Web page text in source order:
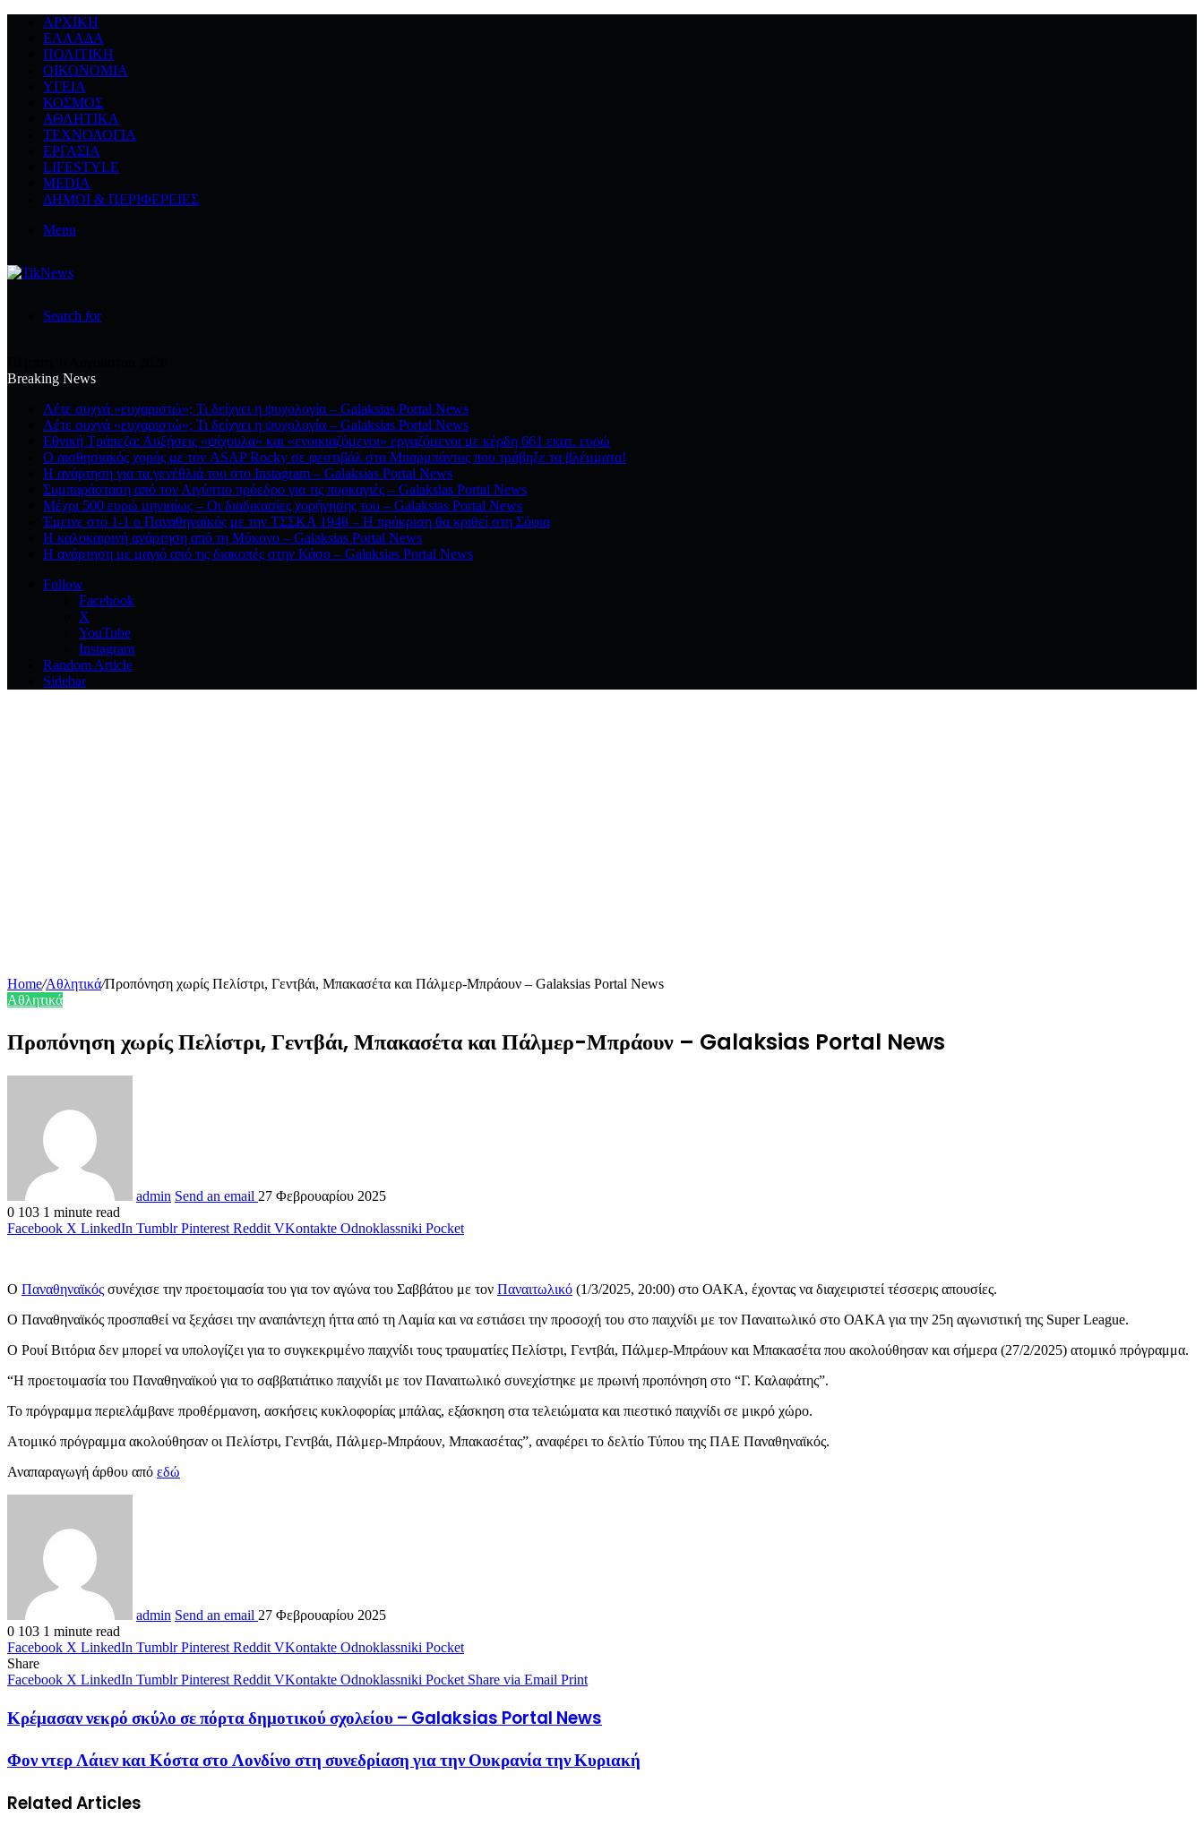
ΑΡΧΙΚΉ
ΕΛΛΆΔΑ
ΠΟΛΙΤΙΚΉ
ΟΙΚΟΝΟΜΊΑ
ΥΓΕΊΑ
ΚΌΣΜΟΣ
ΑΘΛΗΤΙΚΆ
ΤΕΧΝΟΛΟΓΙΆ
ΕΡΓΑΣΊΑ
LIFESTYLE
MEDIA
ΔΉΜΟΙ & ΠΕΡΙΦΈΡΕΙΕΣ
Menu
Search for
Breaking News
Λέτε συχνά «ευχαριστώ»; Τι δείχνει η ψυχολογία – Galaksias Portal News
Λέτε συχνά «ευχαριστώ»; Τι δείχνει η ψυχολογία – Galaksias Portal News
Εθνική Τράπεζα: Αυξήσεις «ψίχουλα» και «ενοικιαζόμενοι» εργαζόμενοι με κέρδη 661 εκατ. ευρώ
Ο αισθησιακός χορός με τον ASAP Rocky σε φεστιβάλ στα Μπαρμπάντος που τράβηξε τα βλέμματα!
Η ανάρτηση για τα γενέθλιά του στο Instagram – Galaksias Portal News
Συμπαράσταση από τον Αιγύπτιο πρόεδρο για τις πυρκαγιές – Galaksias Portal News
Μέχρι 500 ευρώ μηνιαίως – Οι διαδικασίες χορήγησης του – Galaksias Portal News
Έμεινε στο 1-1 ο Παναθηναϊκός με την ΤΣΣΚΑ 1948 – Η πρόκριση θα κριθεί στη Σόφια
Η καλοκαιρινή ανάρτηση από τη Μύκονο – Galaksias Portal News
Η ανάρτηση με μαγιό από τις διακοπές στην Κάσο – Galaksias Portal News
Follow
Facebook
X
YouTube
Instagram
Random Article
Sidebar
Home/Αθλητικά/Προπόνηση χωρίς Πελίστρι, Γεντβάι, Μπακασέτα και Πάλμερ-Μπράουν – Galaksias Portal News
Αθλητικά
Προπόνηση χωρίς Πελίστρι, Γεντβάι, Μπακασέτα και Πάλμερ-Μπράουν – Galaksias Portal News
admin Send an email 27 Φεβρουαρίου 2025
0 103 1 minute read
Facebook X LinkedIn Tumblr Pinterest Reddit VKontakte Odnoklassniki Pocket
Ο Παναθηναϊκός συνέχισε την προετοιμασία του για τον αγώνα του Σαββάτου με τον Παναιτωλικό (1/3/2025, 20:00) στο ΟΑΚΑ, έχοντας να διαχειριστεί τέσσερις απουσίες.
Ο Παναθηναϊκός προσπαθεί να ξεχάσει την αναπάντεχη ήττα από τη Λαμία και να εστιάσει την προσοχή του στο παιχνίδι με τον Παναιτωλικό στο ΟΑΚΑ για την 25η αγωνιστική της Super League.
Ο Ρουί Βιτόρια δεν μπορεί να υπολογίζει για το συγκεκριμένο παιχνίδι τους τραυματίες Πελίστρι, Γεντβάι, Πάλμερ-Μπράουν και Μπακασέτα που ακολούθησαν και σήμερα (27/2/2025) ατομικό πρόγραμμα.
“Η προετοιμασία του Παναθηναϊκού για το σαββατιάτικο παιχνίδι με τον Παναιτωλικό συνεχίστηκε με πρωινή προπόνηση στο “Γ. Καλαφάτης”.
Το πρόγραμμα περιελάμβανε προθέρμανση, ασκήσεις κυκλοφορίας μπάλας, εξάσκηση στα τελειώματα και πιεστικό παιχνίδι σε μικρό χώρο.
Ατομικό πρόγραμμα ακολούθησαν οι Πελίστρι, Γεντβάι, Πάλμερ-Μπράουν, Μπακασέτας”, αναφέρει το δελτίο Τύπου της ΠΑΕ Παναθηναϊκός.
Αναπαραγωγή άρθου από εδώ
admin Send an email 27 Φεβρουαρίου 2025
0 103 1 minute read
Facebook X LinkedIn Tumblr Pinterest Reddit VKontakte Odnoklassniki Pocket
Share
Facebook X LinkedIn Tumblr Pinterest Reddit VKontakte Odnoklassniki Pocket Share via Email Print
Κρέμασαν νεκρό σκύλο σε πόρτα δημοτικού σχολείου – Galaksias Portal News
Φον ντερ Λάιεν και Κόστα στο Λονδίνο στη συνεδρίαση για την Ουκρανία την Κυριακή
Related Articles